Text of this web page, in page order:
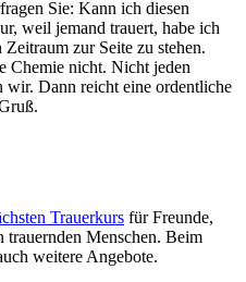
Sie: Kann ich diesen
weil jemand trauert, habe ich
zur Seite zu stehen.
Chemie nicht. Nicht jeden
Dann reicht eine ordentliche
Trauerkurs für Freunde,
Menschen. Beim
weitere Angebote.